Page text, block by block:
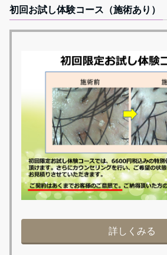
初回お試し体験コース（施術あり）
詳しくみる